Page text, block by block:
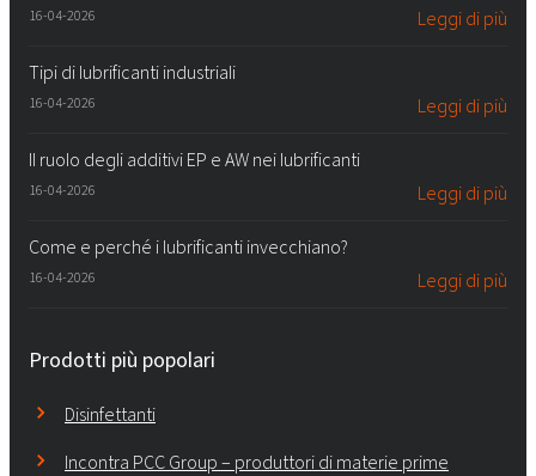
16-04-2026 Leggi di più
Tipi di lubrificanti industriali
16-04-2026 Leggi di più
Il ruolo degli additivi EP e AW nei lubrificanti
16-04-2026 Leggi di più
Come e perché i lubrificanti invecchiano?
16-04-2026 Leggi di più
Prodotti più popolari
Disinfettanti
Incontra PCC Group – produttori di materie prime